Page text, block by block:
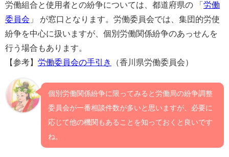
労働組合と使用者との紛争については、都道府県の 「 労働
委員会 」 が窓口となります。労働委員会では、集団的労使
紛争を中心に扱いますが、個別労働関係紛争のあっせんを
行う場合もあります。
【参考】 労働委員会の手引き （香川県労働委員会）
個別労働関係紛争に限ってみると労働局の紛争調整
委員会が一番相談件数が多いと思いますが、必要に
応じて他の機関もあることを知っておくと良いです
ね。